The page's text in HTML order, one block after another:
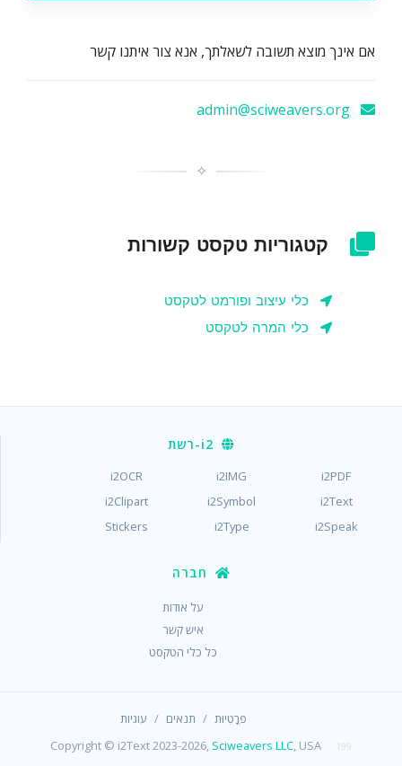
אם אינך מוצא תשובה לשאלתך, אנא צור איתנו קשר
✧
קטגוריות טקסט קשורות
כלי עיצוב ופורמט לטקסט
כלי המרה לטקסט
i2-רשת
i2PDF
i2IMG
i2OCR
i2Text
i2Symbol
i2Clipart
i2Speak
i2Type
Stickers
חברה
על אודות
איש קשר
כל כלי הטקסט
פְּרָטִיוּת / תנאים / עוגיות
Copyright © i2Text 2023-2026, Sciweavers LLC, USA 199